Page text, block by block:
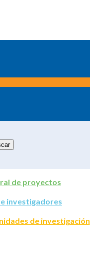
de proyectos
investigadores
de investigación